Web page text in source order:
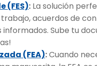
(FES): La solución
acuerdos de
Sube tu
(FEA):Cuando